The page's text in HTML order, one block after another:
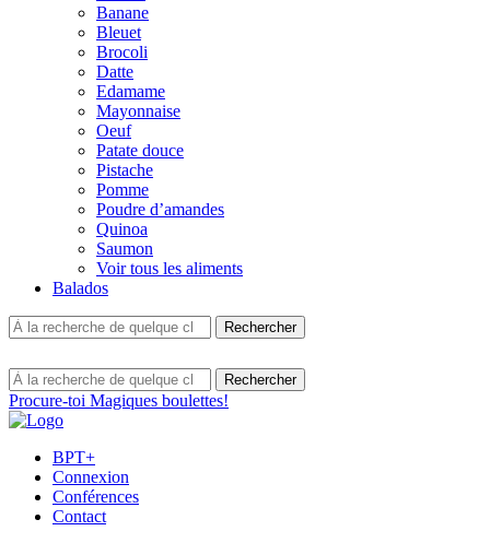
Banane
Bleuet
Brocoli
Datte
Edamame
Mayonnaise
Oeuf
Patate douce
Pistache
Pomme
Poudre d’amandes
Quinoa
Saumon
Voir tous les aliments
Balados
Procure-toi Magiques boulettes!
BPT+
Connexion
Conférences
Contact